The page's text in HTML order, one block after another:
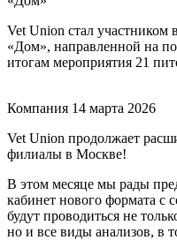
Vet Union стал участником
«Дом», направленной на
итогам мероприятия 21
Компания 14 марта 2026
Vet Union продолжает
филиалы в Москве!
В этом месяце мы рады
кабинет нового формата с
будут проводиться не
но и все виды анализов, в